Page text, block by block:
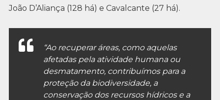
João D’Aliança (128 há) e Cavalcante (27 há).
“Ao recuperar áreas, como aquelas
afetadas pela atividade humana ou
desmatamento, contribuímos para a
proteção da biodiversidade, a
conservação dos recursos hídricos e a